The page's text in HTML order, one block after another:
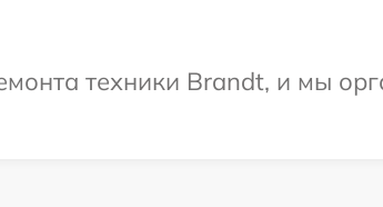
техники Brandt, и мы